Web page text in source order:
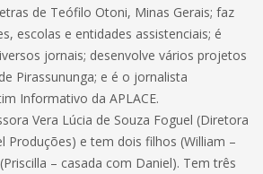
de Teófilo Otoni, Minas Gerais; faz
escolas e entidades assistenciais; é
jornais; desenvolve vários projetos
Pirassununga; e é o jornalista
Informativo da APLACE.
Vera Lúcia de Souza Foguel (Diretora
Produções) e tem dois filhos (William –
– casada com Daniel). Tem três